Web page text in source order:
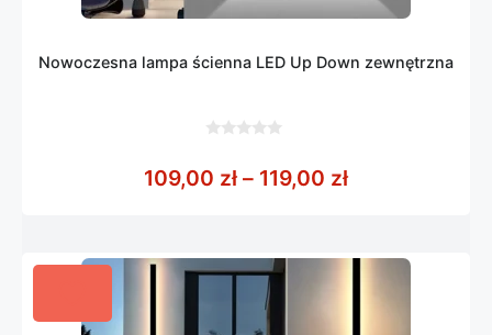
Nowoczesna lampa ścienna LED Up Down zewnętrzna
5
109,00 zł – 119,00 złZakres cen: